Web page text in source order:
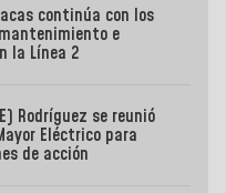
continúa con los
e
la Línea 2
Rodríguez se reunió
Eléctrico para
de acción